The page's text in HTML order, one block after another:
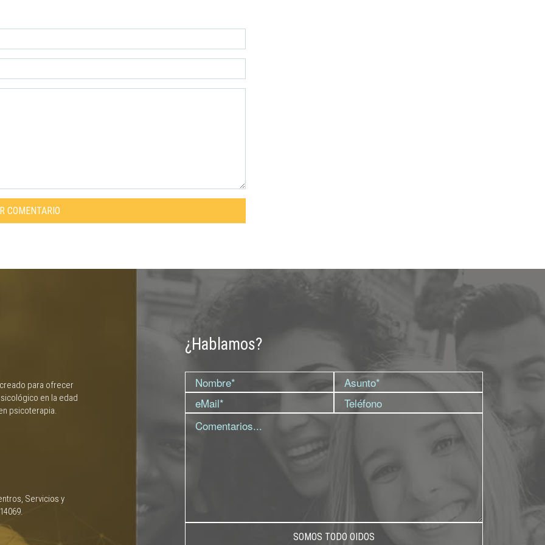
COMENTARIO
creado para ofrecer
en la edad
psicoterapia.
Servicios y
¿Hablamos?
SOMOS TODO OIDOS